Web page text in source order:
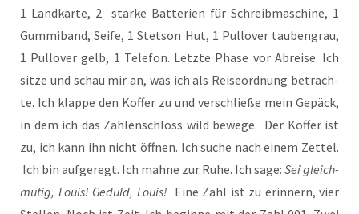
1 Land­kar­te, 2 star­ke Bat­te­rien für Schreib­ma­schi­ne, 1
Gum­mi­band, Sei­fe, 1 Stet­son Hut, 1 Pull­over tau­ben­grau,
1 Pull­over gelb, 1 Tele­fon. Letz­te Pha­se vor Abrei­se. Ich
sit­ze und schau mir an, was ich als Rei­se­ord­nung betrach­
te. Ich klap­pe den Kof­fer zu und ver­schlie­ße mein Gepäck,
in dem ich das Zah­len­schloss wild bewe­ge. Der Kof­fer ist
zu, ich kann ihn nicht öff­nen. Ich suche nach einem Zet­tel.
Ich bin auf­ge­regt. Ich mah­ne zur Ruhe. Ich sage: Sei gleich­
mü­tig, Lou­is! Geduld, Lou­is! Eine Zahl ist zu erin­nern, vier